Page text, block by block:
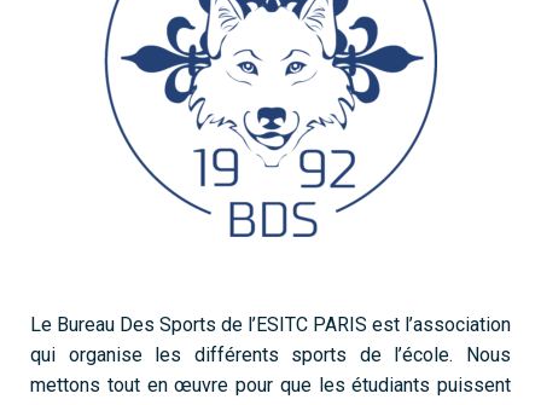
Le Bureau Des Sports de l’ESITC PARIS est l’association
qui organise les différents sports de l’école. Nous
mettons tout en œuvre pour que les étudiants puissent